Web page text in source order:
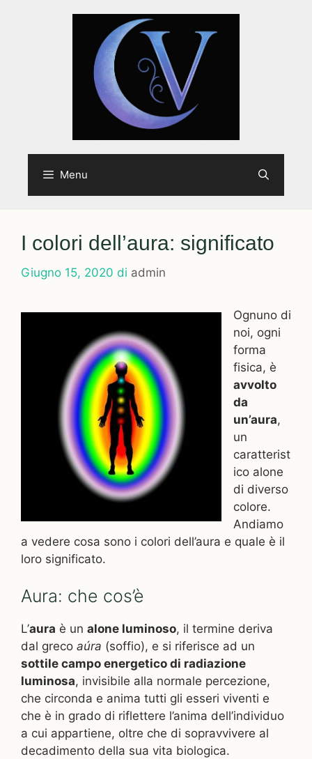
Menu
I colori dell’aura: significato
Giugno 15, 2020 di admin
Ognuno di
noi, ogni
forma
fisica, è
avvolto
da
un’aura,
un
caratterist
ico alone
di diverso
colore.
Andiamo
a vedere cosa sono i colori dell’aura e quale è il
loro significato.
Aura: che cos’è
L’aura è un alone luminoso, il termine deriva
dal greco aúra (soffio), e si riferisce ad un
sottile campo energetico di radiazione
luminosa, invisibile alla normale percezione,
che circonda e anima tutti gli esseri viventi e
che è in grado di riflettere l’anima dell’individuo
a cui appartiene, oltre che di sopravvivere al
decadimento della sua vita biologica.